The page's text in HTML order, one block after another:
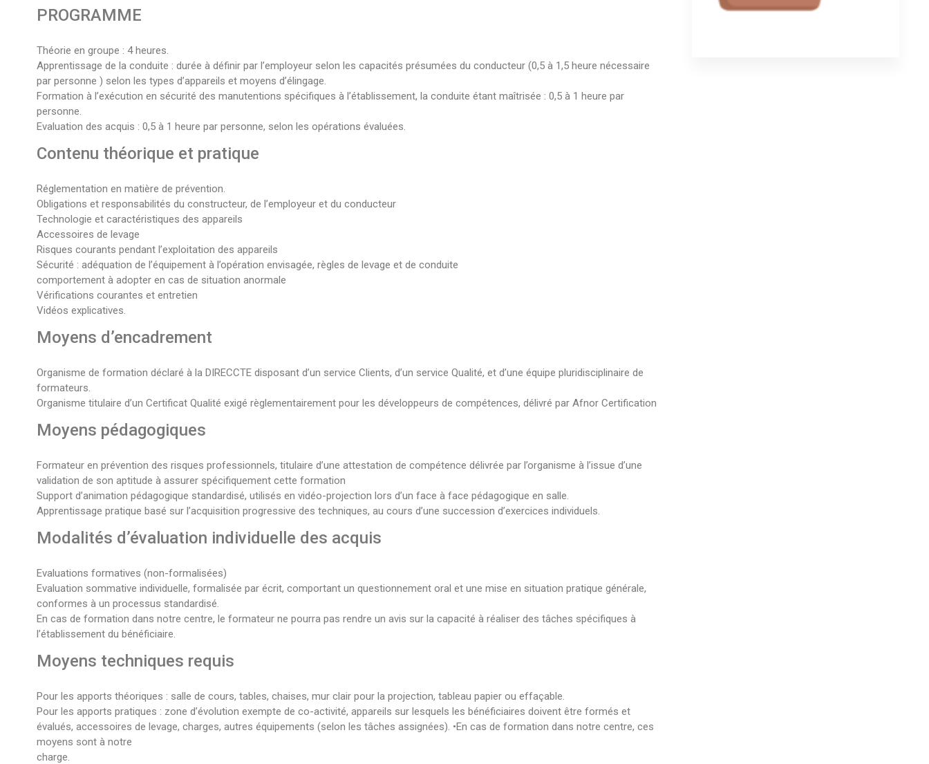
PROGRAMME
Théorie en groupe : 4 heures.
Apprentissage de la conduite : durée à définir par l’employeur selon les capacités présumées du conducteur (0,5 à 1,5 heure nécessaire
par personne ) selon les types d’appareils et moyens d’élingage.
Formation à l’exécution en sécurité des manutentions spécifiques à l’établissement, la conduite étant maîtrisée : 0,5 à 1 heure par
personne.
Evaluation des acquis : 0,5 à 1 heure par personne, selon les opérations évaluées.
Contenu théorique et pratique
Réglementation en matière de prévention.
Obligations et responsabilités du constructeur, de l’employeur et du conducteur
Technologie et caractéristiques des appareils
Accessoires de levage
Risques courants pendant l’exploitation des appareils
Sécurité : adéquation de l’équipement à l’opération envisagée, règles de levage et de conduite
comportement à adopter en cas de situation anormale
Vérifications courantes et entretien
Vidéos explicatives.
Moyens d’encadrement
Organisme de formation déclaré à la DIRECCTE disposant d’un service Clients, d’un service Qualité, et d’une équipe pluridisciplinaire de
formateurs.
Organisme titulaire d’un Certificat Qualité exigé règlementairement pour les développeurs de compétences, délivré par Afnor Certification
Moyens pédagogiques
Formateur en prévention des risques professionnels, titulaire d’une attestation de compétence délivrée par l’organisme à l’issue d’une
validation de son aptitude à assurer spécifiquement cette formation
Support d’animation pédagogique standardisé, utilisés en vidéo-projection lors d’un face à face pédagogique en salle.
Apprentissage pratique basé sur l’acquisition progressive des techniques, au cours d’une succession d’exercices individuels.
Modalités d’évaluation individuelle des acquis
Evaluations formatives (non-formalisées)
Evaluation sommative individuelle, formalisée par écrit, comportant un questionnement oral et une mise en situation pratique générale,
conformes à un processus standardisé.
En cas de formation dans notre centre, le formateur ne pourra pas rendre un avis sur la capacité à réaliser des tâches spécifiques à
l’établissement du bénéficiaire.
Moyens techniques requis
Pour les apports théoriques : salle de cours, tables, chaises, mur clair pour la projection, tableau papier ou effaçable.
Pour les apports pratiques : zone d’évolution exempte de co-activité, appareils sur lesquels les bénéficiaires doivent être formés et
évalués, accessoires de levage, charges, autres équipements (selon les tâches assignées). •En cas de formation dans notre centre, ces
moyens sont à notre
charge.